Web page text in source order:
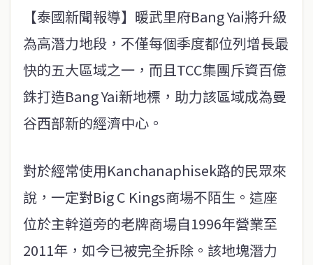
【泰國新聞報導】暖武里府Bang Yai將升級
為高潛力地段，不僅每個季度都位列增長最
快的五大區域之一，而且TCC集團斥資百億
銖打造Bang Yai新地標，助力該區域成為曼
谷西部新的經濟中心。
對於經常使用Kanchanaphisek路的民眾來
說，一定對Big C Kings商場不陌生。這座
位於主幹道旁的老牌商場自1996年營業至
2011年，如今已被完全拆除。該地塊潛力